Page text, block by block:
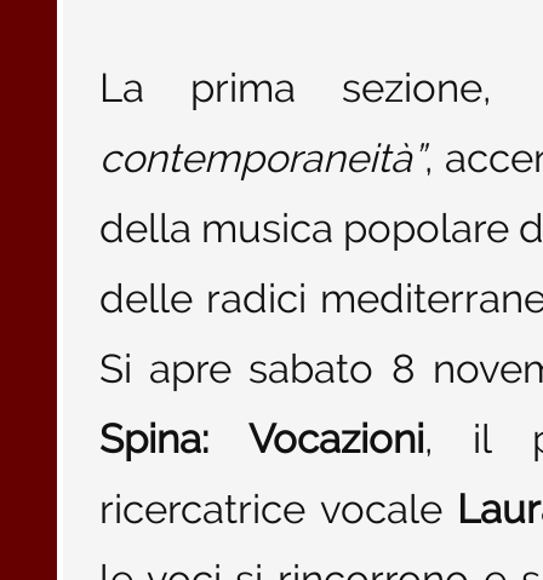
La prima sezione,
contemporaneità”,
della musica popolare
delle radici
Si apre sabato 8
Spina: Vocazioni, il
ricercatrice vocale